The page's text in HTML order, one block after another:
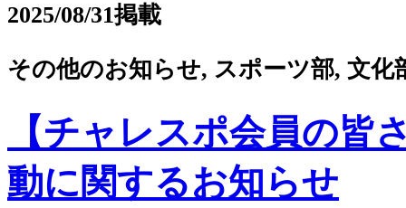
2025/08/31掲載
その他のお知らせ, スポーツ部, 文化
【チャレスポ会員の皆
動に関するお知らせ